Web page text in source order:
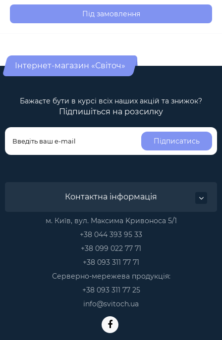
Під замовлення
Інтернет-магазин «Світоч»
Бажаєте бути в курсі всіх наших акцій та знижок?
Підпишіться на розсилку
Підписатись
Контактна інформація
м. Київ, вул. Максима Kривоноса 5/1
+38 044 393 95 33
+38 099 022 77 71
+38 093 311 77 71
Серверно-мережева продукція:
+38 093 311 77 25
info@svitoch.ua